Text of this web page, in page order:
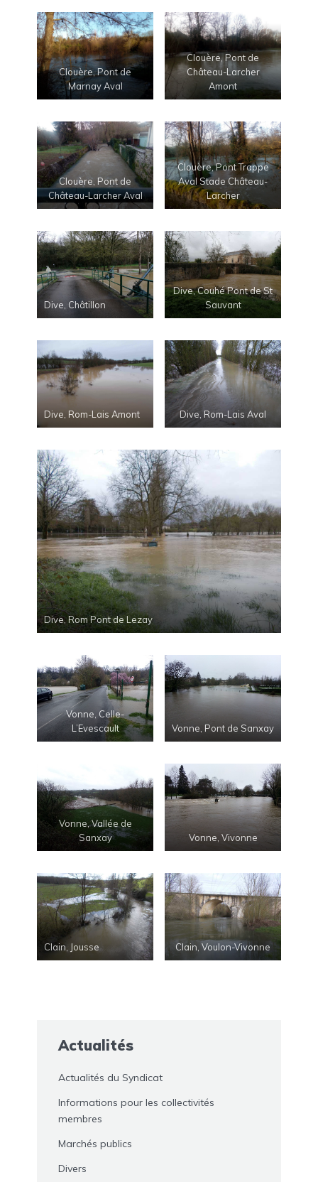
Clouère, Pont de
Marnay Aval
Clouère, Pont de
Château-Larcher
Amont
Clouère, Pont de
Château-Larcher Aval
Clouère, Pont Trappe
Aval Stade Château-
Larcher
Dive, Châtillon
Dive, Couhé Pont de St
Sauvant
Dive, Rom-Lais Amont Dive, Rom-Lais Aval
Dive, Rom Pont de Lezay
Vonne, Celle-
L’Evescault
Vonne, Pont de Sanxay
Vonne, Vallée de
Sanxay
Vonne, Vivonne
Clain, Jousse Clain, Voulon-Vivonne
Actualités
Actualités du Syndicat
Informations pour les collectivités
membres
Marchés publics
Divers